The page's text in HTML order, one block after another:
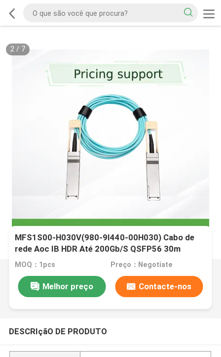
2/ 7
MFS1S00-H030V(980-9I440-00H030) Cabo de
rede Aoc IB HDR Até 200Gb/S QSFP56 30m
200GBase-AOC QSFP56 A QSFP56
MOQ：1pcs Preço：Negotiate
Melhor preço Contacte-nos
DESCRIçãO DE PRODUTO